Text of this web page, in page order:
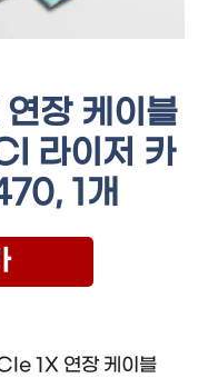
장 케이블
라이저 카
1개
1X 연장 케이블